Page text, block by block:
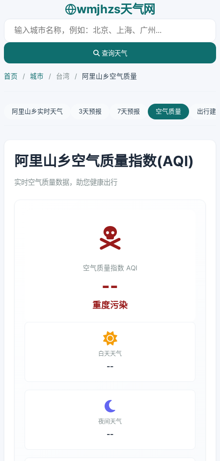
wmjhzs天气网
查询天气
首页 / 城市 / 台湾 / 阿里山乡空气质量
阿里山乡实时天气 3天预报 7天预报 空气质量 出行建
阿里山乡空气质量指数(AQI)
实时空气质量数据，助您健康出行
空气质量指数 AQI
--
重度污染
白天天气
--
夜间天气
--